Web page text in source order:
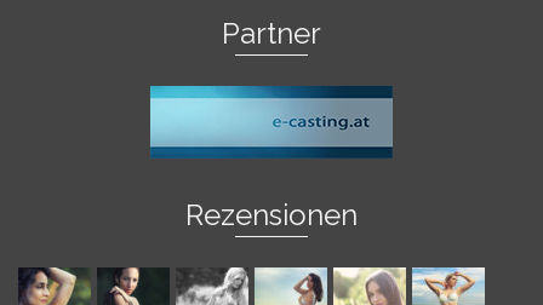
Partner
Rezensionen